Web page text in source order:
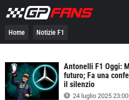
Home Notizie F1
Antonelli F1 Oggi:
futuro; Fa una
il silenzio
24 luglio 2025 23:00